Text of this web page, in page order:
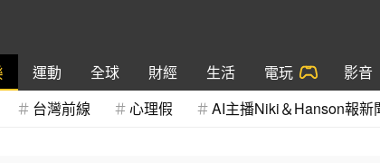
運動 全球 財經 生活 電玩 影音
台灣前線
心理假 AI主播Niki＆Hanson報新